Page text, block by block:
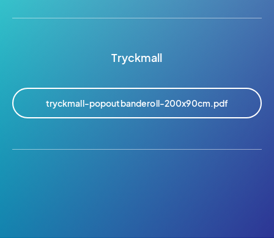
Tryckmall
tryckmall-popoutbanderoll-200x90cm.pdf